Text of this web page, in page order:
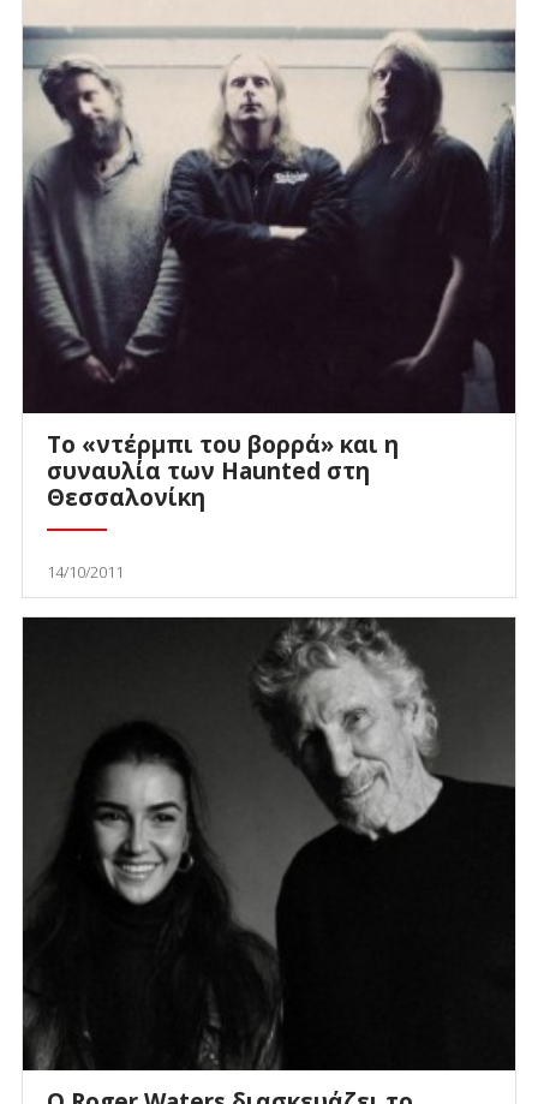
Το «ντέρμπι του βορρά» και η
συναυλία των Haunted στη
Θεσσαλονίκη
14/10/2011